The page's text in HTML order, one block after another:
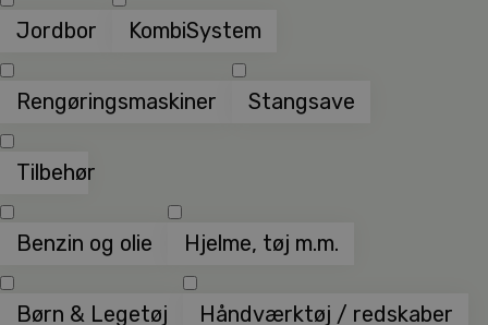
Jordbor KombiSystem
Rengøringsmaskiner Stangsave
Tilbehør
Benzin og olie Hjelme, tøj m.m.
Børn & Legetøj Håndværktøj / redskaber